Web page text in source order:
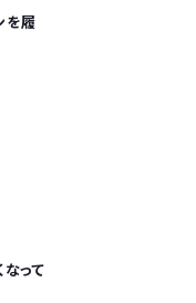
を履
なって